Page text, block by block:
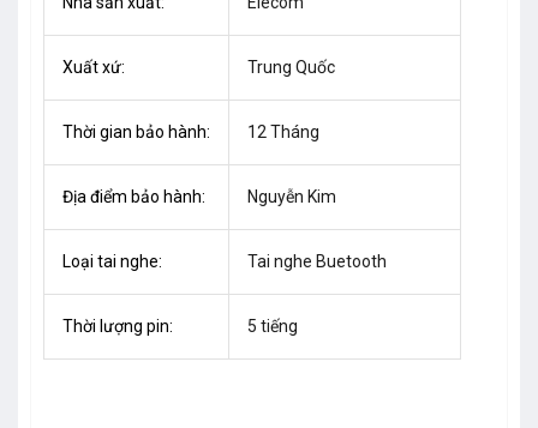
Xuất xứ: Trung Quốc
Thời gian bảo hành: 12 Tháng
Địa điểm bảo hành: Nguyễn Kim
Loại tai nghe: Tai nghe Buetooth
Thời lượng pin: 5 tiếng